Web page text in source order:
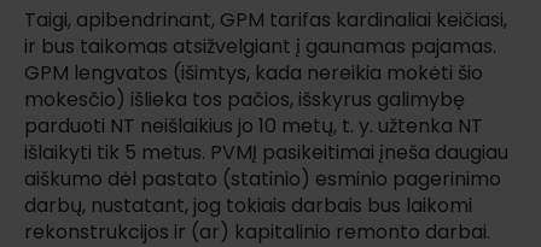
Taigi, apibendrinant, GPM tarifas kardinaliai keičiasi,
ir bus taikomas atsižvelgiant į gaunamas pajamas.
GPM lengvatos (išimtys, kada nereikia mokėti šio
mokesčio) išlieka tos pačios, išskyrus galimybę
parduoti NT neišlaikius jo 10 metų, t. y. užtenka NT
išlaikyti tik 5 metus. PVMĮ pasikeitimai įneša daugiau
aiškumo dėl pastato (statinio) esminio pagerinimo
darbų, nustatant, jog tokiais darbais bus laikomi
rekonstrukcijos ir (ar) kapitalinio remonto darbai.